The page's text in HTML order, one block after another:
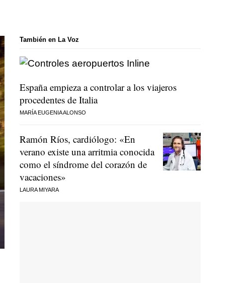
También en La Voz
España empieza a controlar a los viajeros
procedentes de Italia
MARÍA EUGENIA ALONSO
Ramón Ríos, cardiólogo: «En
verano existe una arritmia conocida
como el síndrome del corazón de
vacaciones»
LAURA MIYARA